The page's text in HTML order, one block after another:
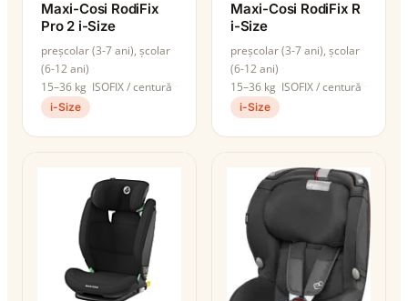
Maxi-Cosi RodiFix
Pro 2 i-Size
preșcolar (3-7 ani), școlar
(6-12 ani)
15–36 kg ISOFIX / centură
i-Size
Maxi-Cosi RodiFix R
i-Size
preșcolar (3-7 ani), școlar
(6-12 ani)
15–36 kg ISOFIX / centură
i-Size